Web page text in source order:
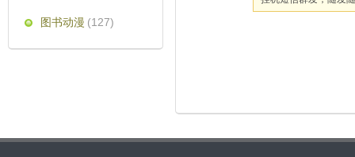
图书动漫 (127)